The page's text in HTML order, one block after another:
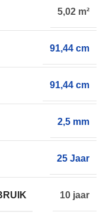
5,02 m²
91,44 cm
91,44 cm
2,5 mm
25 Jaar
10 jaar